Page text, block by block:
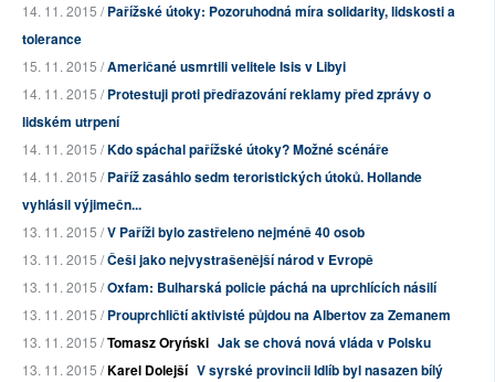
14. 11. 2015 /Pařížské útoky: Pozoruhodná míra solidarity, lidskosti a
tolerance
15. 11. 2015 /Američané usmrtili velitele Isis v Libyi
14. 11. 2015 /Protestuji proti předřazování reklamy před zprávy o
lidském utrpení
14. 11. 2015 /Kdo spáchal pařížské útoky? Možné scénáře
14. 11. 2015 /Paříž zasáhlo sedm teroristických útoků. Hollande
vyhlásil výjimečn...
13. 11. 2015 /V Paříži bylo zastřeleno nejméně 40 osob
13. 11. 2015 /Češi jako nejvystrašenější národ v Evropě
13. 11. 2015 /Oxfam: Bulharská policie páchá na uprchlících násilí
13. 11. 2015 /Prouprchličtí aktivisté půjdou na Albertov za Zemanem
13. 11. 2015 /Tomasz Oryński Jak se chová nová vláda v Polsku
13. 11. 2015 /Karel Dolejší V syrské provincii Idlíb byl nasazen bílý